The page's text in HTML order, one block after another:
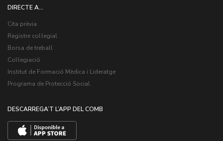
DIRECTE A...
Cita prèvia
Registre col·legial
Borsa de treball
Col·legiació
Institut de Formació Mèdica i Lideratge
Programa de Protecció Social
DESCARREGA’T L’APP DEL COMB